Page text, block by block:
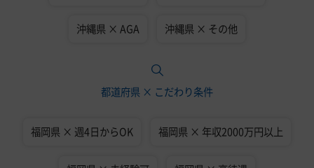
沖縄県 × AGA 沖縄県 × その他
都道府県 × こだわり条件
福岡県 × 週4日からOK 福岡県 × 年収2000万円以上